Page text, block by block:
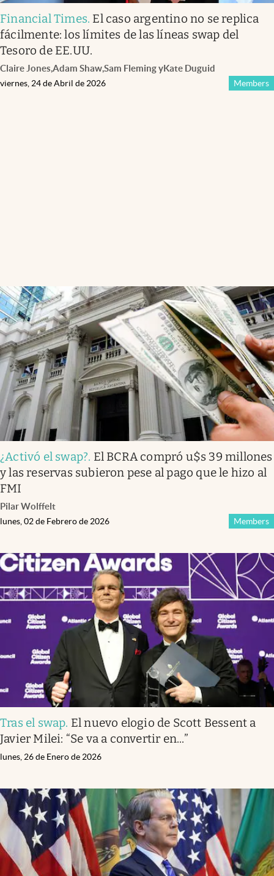
Financial Times. El caso argentino no se replica
fácilmente: los límites de las líneas swap del
Tesoro de EE.UU.
Claire Jones,Adam Shaw,Sam FlemingyKate Duguid
Members
viernes, 24 de Abril de 2026
¿Activó el swap?. El BCRA compró u$s 39 millones
y las reservas subieron pese al pago que le hizo al
FMI
Pilar Wolffelt
Members
lunes, 02 de Febrero de 2026
Tras el swap. El nuevo elogio de Scott Bessent a
Javier Milei: “Se va a convertir en...”
lunes, 26 de Enero de 2026